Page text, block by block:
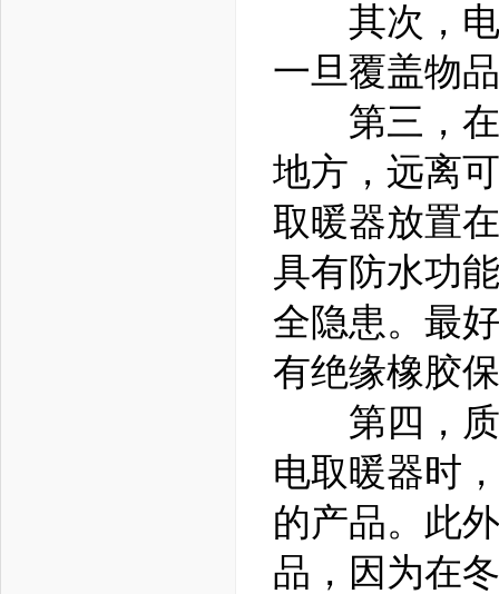
其次，电
一旦覆盖物
第三，在
地方，远离
取暖器放置
具有防水功
全隐患。最
有绝缘橡胶
第四，质
电取暖器时
的产品。此
品，因为在